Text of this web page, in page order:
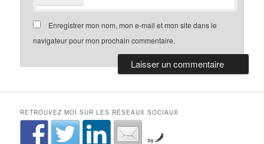
Enregistrer mon nom, mon e-mail et mon site dans le
navigateur pour mon prochain commentaire.
RETROUVEZ MOI SUR LES RÉSEAUX SOCIAUX
by